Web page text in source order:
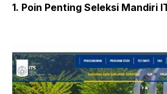
1. Poin Penting Seleksi Mandiri